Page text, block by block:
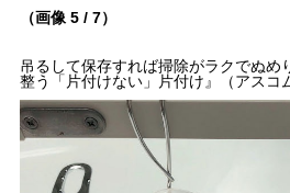
（画像 5 / 7）
吊るして保存すれば掃除がラクでぬめ
整う「片付けない」片付け』（アスコ